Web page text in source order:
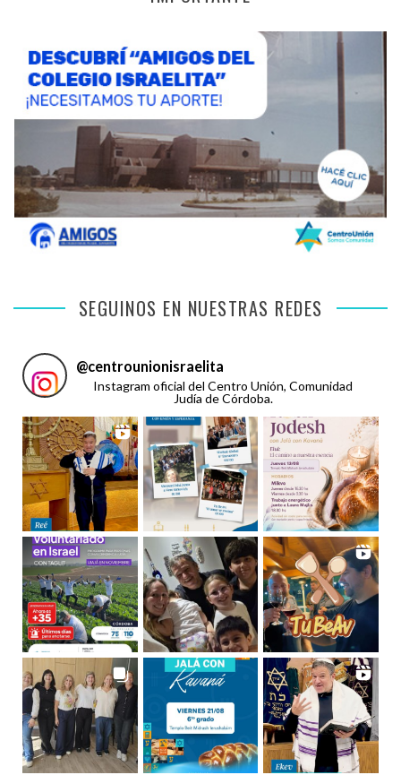
SEGUINOS EN NUESTRAS REDES
@centrounionisraelita
Instagram oficial del Centro Unión, Comunidad
Judía de Córdoba.